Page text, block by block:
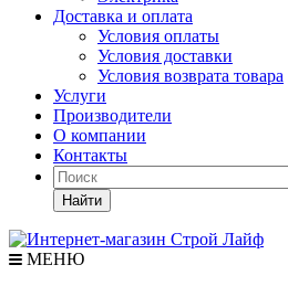
Доставка и оплата
Условия оплаты
Условия доставки
Условия возврата товара
Услуги
Производители
О компании
Контакты
Найти
МЕНЮ